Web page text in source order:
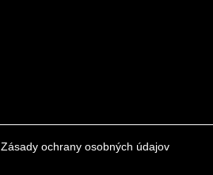
Zásady ochrany osobných údajov